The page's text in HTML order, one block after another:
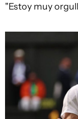
"Estoy muy